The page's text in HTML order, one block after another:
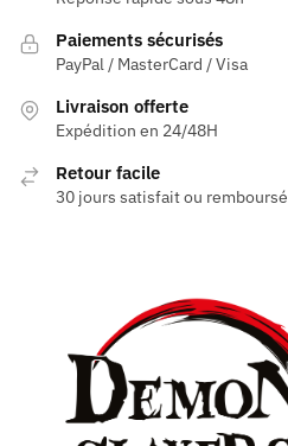
Paiements sécurisés
PayPal / MasterCard / Visa
Livraison offerte
Expédition en 24/48H
Retour facile
30 jours satisfait ou remboursé